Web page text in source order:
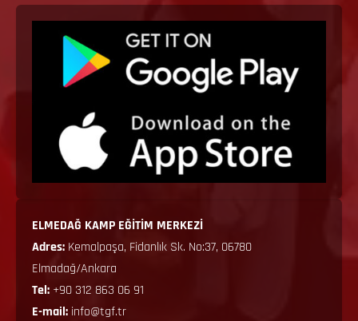
ELMEDAĞ KAMP EĞİTİM MERKEZİ
Adres: Kemalpaşa, Fidanlık Sk. No:37, 06780
Elmadağ/Ankara
Tel: +90 312 863 06 91
E-mail: info@tgf.tr